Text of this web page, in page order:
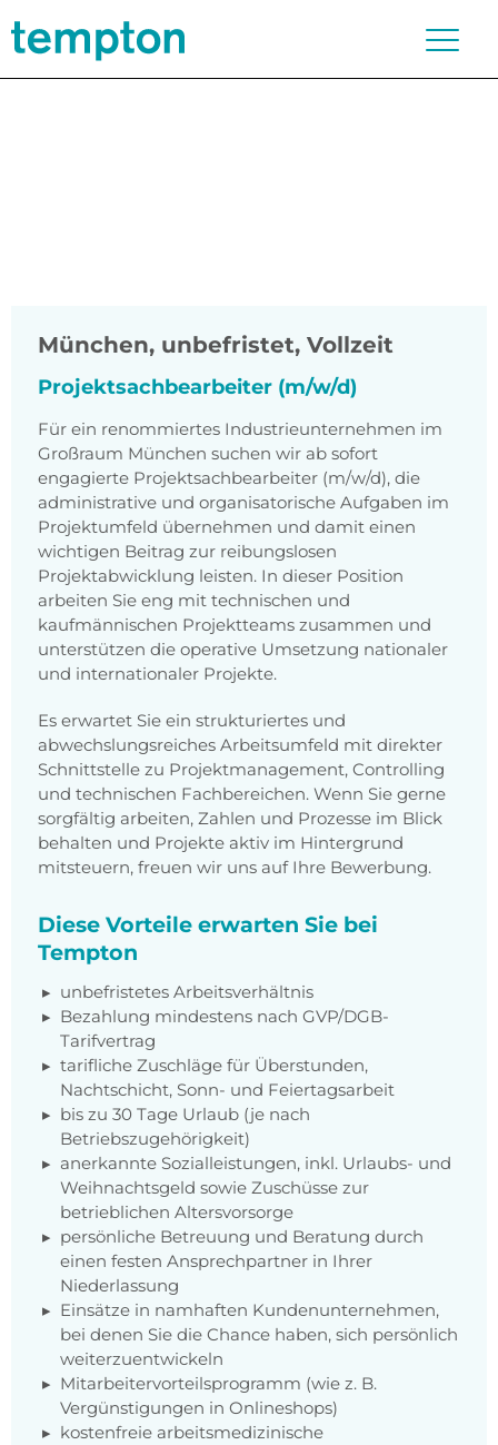
München, unbefristet, Vollzeit
Projektsachbearbeiter (m/w/d)
Für ein renommiertes Industrieunternehmen im
Großraum München suchen wir ab sofort
engagierte Projektsachbearbeiter (m/w/d), die
administrative und organisatorische Aufgaben im
Projektumfeld übernehmen und damit einen
wichtigen Beitrag zur reibungslosen
Projektabwicklung leisten. In dieser Position
arbeiten Sie eng mit technischen und
kaufmännischen Projektteams zusammen und
unterstützen die operative Umsetzung nationaler
und internationaler Projekte.
Es erwartet Sie ein strukturiertes und
abwechslungsreiches Arbeitsumfeld mit direkter
Schnittstelle zu Projektmanagement, Controlling
und technischen Fachbereichen. Wenn Sie gerne
sorgfältig arbeiten, Zahlen und Prozesse im Blick
behalten und Projekte aktiv im Hintergrund
mitsteuern, freuen wir uns auf Ihre Bewerbung.
Diese Vorteile erwarten Sie bei
Tempton
unbefristetes Arbeitsverhältnis
Bezahlung mindestens nach GVP/DGB-
Tarifvertrag
tarifliche Zuschläge für Überstunden,
Nachtschicht, Sonn- und Feiertagsarbeit
bis zu 30 Tage Urlaub (je nach
Betriebszugehörigkeit)
anerkannte Sozialleistungen, inkl. Urlaubs- und
Weihnachtsgeld sowie Zuschüsse zur
betrieblichen Altersvorsorge
persönliche Betreuung und Beratung durch
einen festen Ansprechpartner in Ihrer
Niederlassung
Einsätze in namhaften Kundenunternehmen,
bei denen Sie die Chance haben, sich persönlich
weiterzuentwickeln
Mitarbeitervorteilsprogramm (wie z. B.
Vergünstigungen in Onlineshops)
kostenfreie arbeitsmedizinische